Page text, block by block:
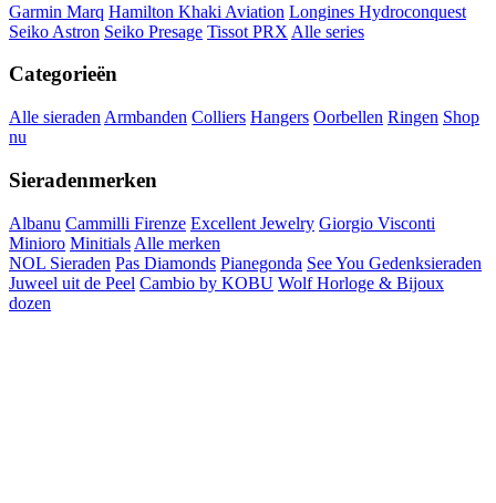
Garmin Marq Hamilton Khaki Aviation Longines Hydroconquest
Seiko Astron Seiko Presage Tissot PRX Alle series
Categorieën
Alle sieraden Armbanden Colliers Hangers Oorbellen Ringen Shop
nu
Sieradenmerken
Albanu Cammilli Firenze Excellent Jewelry Giorgio Visconti
Minioro Minitials Alle merken
NOL Sieraden Pas Diamonds Pianegonda See You Gedenksieraden
Juweel uit de Peel Cambio by KOBU Wolf Horloge & Bijoux
dozen